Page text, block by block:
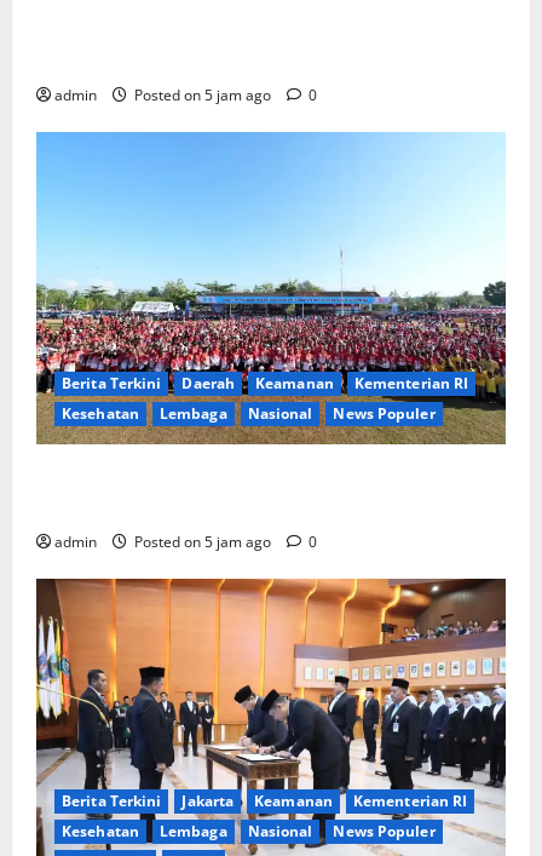
admin Posted on 5 jam ago 0
Berita Terkini Daerah Keamanan
Kementerian RI
Kesehatan
Lembaga Nasional News Populer
admin Posted on 5 jam ago 0
Berita Terkini Jakarta Keamanan
Kementerian RI
Kesehatan
Lembaga Nasional
News Populer